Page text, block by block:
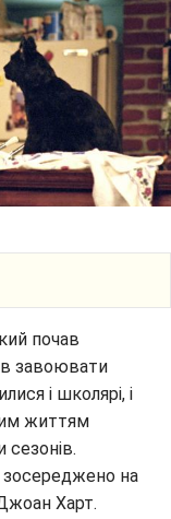
почав
завоювати
і школярі, і
життям
сезонів.
зосереджено на
Харт.